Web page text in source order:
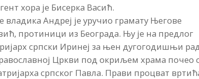
хора је Бисерка Васић.
Андреј је уручио грамату Његове
протиници из Београда. Њу је на предлог
српски Иринеј за њен дугогодишњи
Цркви под окриљем храма почео
српског Павла. Прави процват